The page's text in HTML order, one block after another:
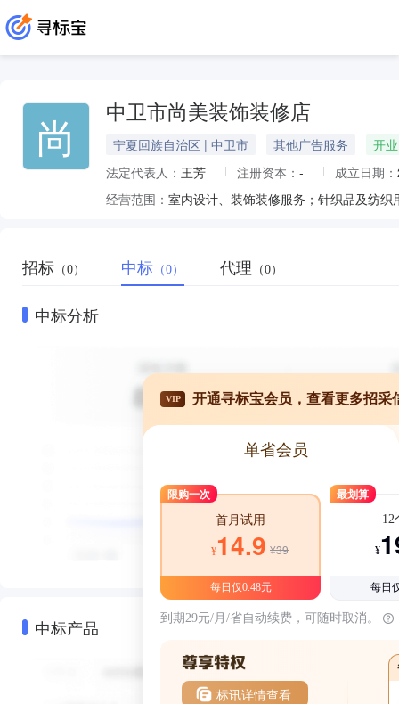
尚 中卫市尚美装饰装修店
宁夏回族自治区 | 中卫市 其他广告服务
开业
法定代表人： 王芳 注册资本： - 成立日期：
经营范围： 室内设计、装饰装修服务；针织品及纺
招标 （0） 中标 （0） 代理 （0）
中标分析
中标产品
VIP 开通寻标宝会员，查看更多招采
单省会员
限购一次
首月试用
¥14.9 ¥39
每日仅0.48元
最划算
12
¥
每日
到期29元/月/省自动续费，可随时取消。
标讯详情查看